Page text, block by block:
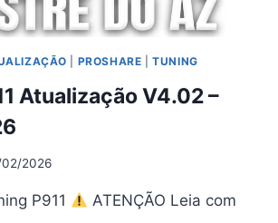
PROSHARE |TUNING
Atualização V4.02 –
2026
P911
ATENÇÃO Leia com